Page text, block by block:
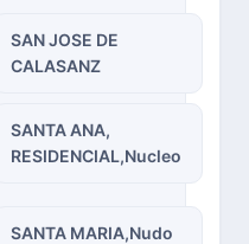
SAN JOSE DE
CALASANZ
SANTA ANA,
RESIDENCIAL,Nucleo
SANTA MARIA,Nudo